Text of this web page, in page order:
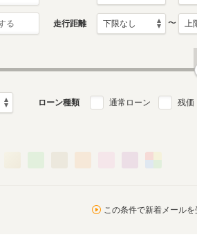
る 走行距離 〜
ローン種類 通常ローン 残価
この条件で新着メール